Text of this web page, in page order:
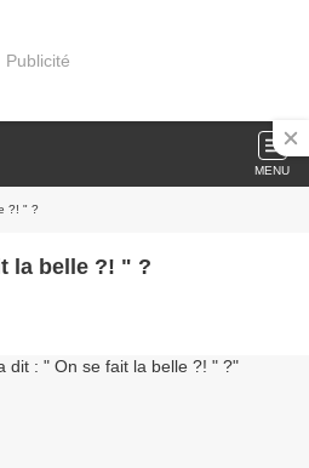
Publicité
MENU
?! " ?
la belle ?! " ?